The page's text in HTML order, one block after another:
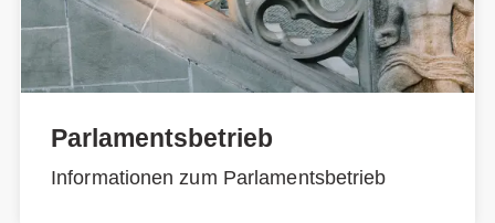
Parlamentsbetrieb
Informationen zum Parlamentsbetrieb